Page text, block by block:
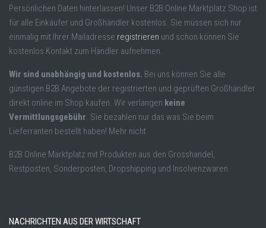
Persönlichen Daten hinterlassen! Unser B2B Online Marktplatz Shop ist
für alle Einkäufer und Großhändler kostenlos. Sie müssen sich nur
einmalig mit Ihrer Mailadresse registrieren und schon können Sie
kostenlos Kontakt zum Händler aufnehmen.
Wir sind unabhängig und kostenlos. Bei uns können Sie alle
günstigen B2B Angebote der registrierten und geprüften Großhändler
direkt online im Shop kaufen. Wir verlangen keine
Vermittlungsgebühr. Sie bezahlen nur das was Sie beim
Lieferranten bestellt haben! Mehr nicht.
B2B Online Marktplatz mit Produkten aus den Grosshandel,
Restposten, Sonderposten, Dropshipping und Insolvenzwaren.
NACHRICHTEN AUS DER WIRTSCHAFT